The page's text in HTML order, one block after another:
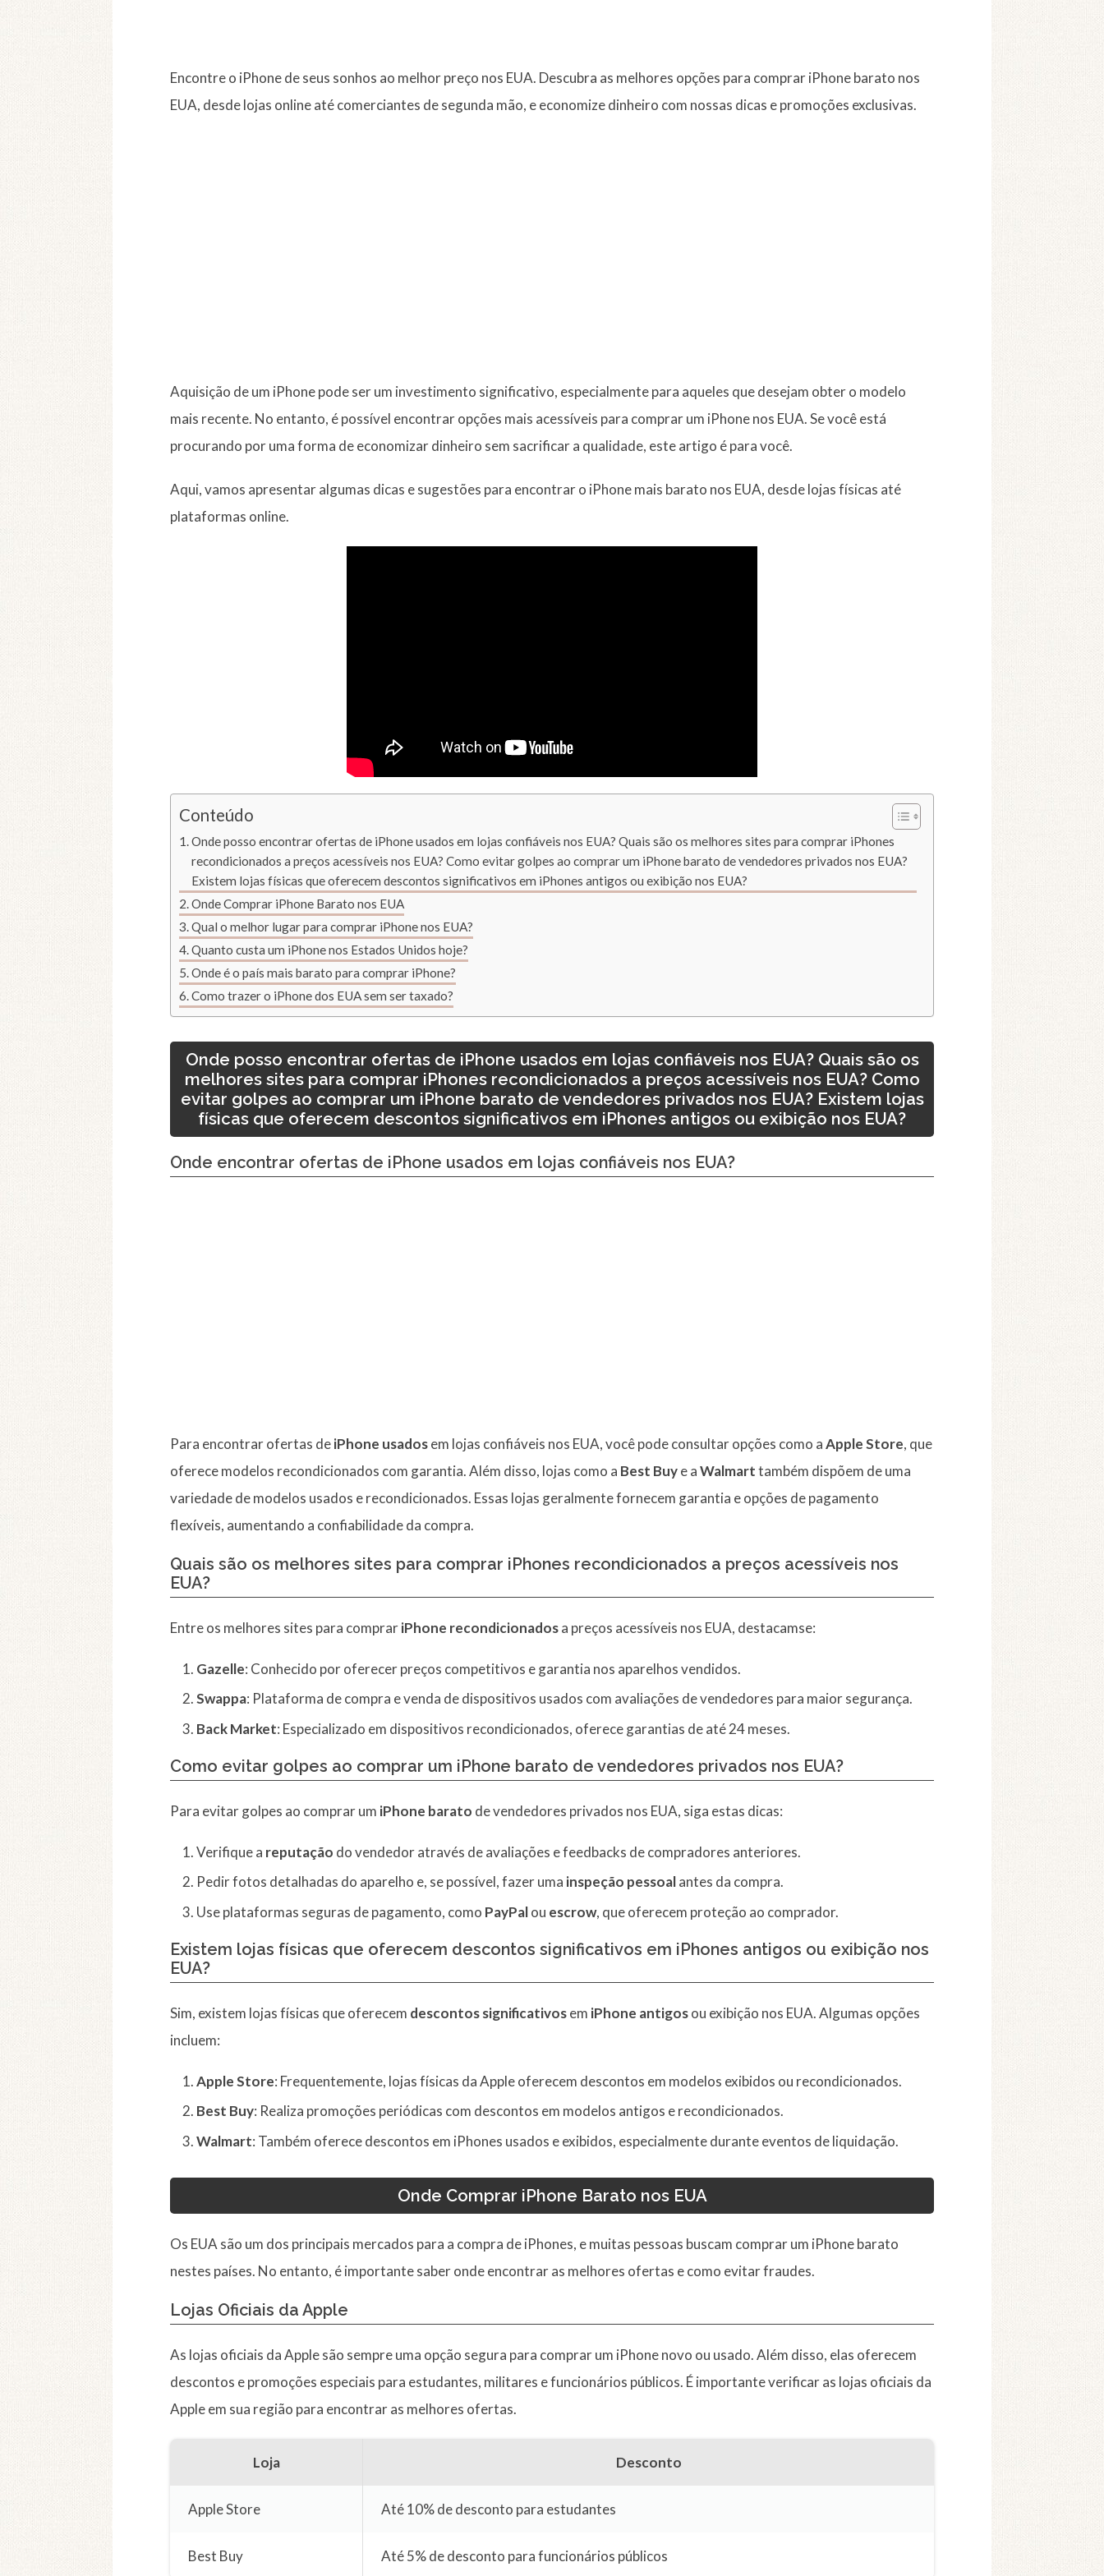
Encontre o iPhone de seus sonhos ao melhor preço nos EUA. Descubra as melhores opções para comprar iPhone barato nos
EUA, desde lojas online até comerciantes de segunda mão, e economize dinheiro com nossas dicas e promoções exclusivas.
Aquisição de um iPhone pode ser um investimento significativo, especialmente para aqueles que desejam obter o modelo
mais recente. No entanto, é possível encontrar opções mais acessíveis para comprar um iPhone nos EUA. Se você está
procurando por uma forma de economizar dinheiro sem sacrificar a qualidade, este artigo é para você.
Aqui, vamos apresentar algumas dicas e sugestões para encontrar o iPhone mais barato nos EUA, desde lojas físicas até
plataformas online.
Conteúdo
Onde posso encontrar ofertas de iPhone usados em lojas confiáveis nos EUA? Quais são os melhores sites para comprar iPhones
recondicionados a preços acessíveis nos EUA? Como evitar golpes ao comprar um iPhone barato de vendedores privados nos EUA?
Existem lojas físicas que oferecem descontos significativos em iPhones antigos ou exibição nos EUA?
Onde Comprar iPhone Barato nos EUA
Qual o melhor lugar para comprar iPhone nos EUA?
Quanto custa um iPhone nos Estados Unidos hoje?
Onde é o país mais barato para comprar iPhone?
Como trazer o iPhone dos EUA sem ser taxado?
Onde posso encontrar ofertas de iPhone usados em lojas confiáveis nos EUA? Quais são os
melhores sites para comprar iPhones recondicionados a preços acessíveis nos EUA? Como
evitar golpes ao comprar um iPhone barato de vendedores privados nos EUA? Existem lojas
físicas que oferecem descontos significativos em iPhones antigos ou exibição nos EUA?
Onde encontrar ofertas de iPhone usados em lojas confiáveis nos EUA?
Para encontrar ofertas deiPhone usadosem lojas confiáveis nos EUA, você pode consultar opções como aApple Store, que
oferece modelos recondicionados com garantia. Além disso, lojas como a Best Buye aWalmarttambém dispõem de uma
variedade de modelos usados e recondicionados. Essas lojas geralmente fornecem garantia e opções de pagamento
flexíveis, aumentando a confiabilidade da compra.
Quais são os melhores sites para comprar iPhones recondicionados a preços acessíveis nos
EUA?
Entre os melhores sites para comprariPhone recondicionadosa preços acessíveis nos EUA, destacamse:
Gazelle: Conhecido por oferecer preços competitivos e garantia nos aparelhos vendidos.
Swappa: Plataforma de compra e venda de dispositivos usados com avaliações de vendedores para maior segurança.
Back Market: Especializado em dispositivos recondicionados, oferece garantias de até 24 meses.
Como evitar golpes ao comprar um iPhone barato de vendedores privados nos EUA?
Para evitar golpes ao comprar um iPhone barato de vendedores privados nos EUA, siga estas dicas:
Verifique a reputação do vendedor através de avaliações e feedbacks de compradores anteriores.
Pedir fotos detalhadas do aparelho e, se possível, fazer uma inspeção pessoalantes da compra.
Use plataformas seguras de pagamento, como PayPalou escrow, que oferecem proteção ao comprador.
Existem lojas físicas que oferecem descontos significativos em iPhones antigos ou exibição nos
EUA?
Sim, existem lojas físicas que oferecem descontos significativosem iPhone antigosou exibição nos EUA. Algumas opções
incluem:
Apple Store: Frequentemente, lojas físicas da Apple oferecem descontos em modelos exibidos ou recondicionados.
Best Buy: Realiza promoções periódicas com descontos em modelos antigos e recondicionados.
Walmart: Também oferece descontos em iPhones usados e exibidos, especialmente durante eventos de liquidação.
Onde Comprar iPhone Barato nos EUA
Os EUA são um dos principais mercados para a compra de iPhones, e muitas pessoas buscam comprar um iPhone barato
nestes países. No entanto, é importante saber onde encontrar as melhores ofertas e como evitar fraudes.
Lojas Oficiais da Apple
As lojas oficiais da Apple são sempre uma opção segura para comprar um iPhone novo ou usado. Além disso, elas oferecem
descontos e promoções especiais para estudantes, militares e funcionários públicos. É importante verificar as lojas oficiais da
Apple em sua região para encontrar as melhores ofertas.
Loja Desconto
Apple Store Até 10% de desconto para estudantes
Best Buy Até 5% de desconto para funcionários públicos